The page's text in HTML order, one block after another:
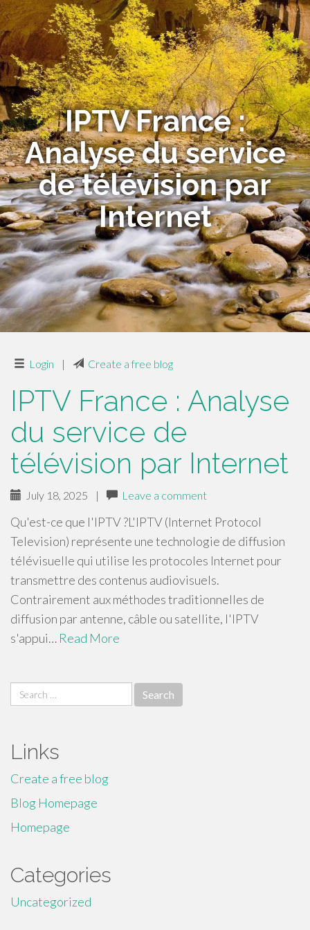
IPTV France :
Analyse du service
de télévision par
Internet
Login | Create a free blog
IPTV France : Analyse
du service de
télévision par Internet
July 18, 2025 | Leave a comment
Qu'est-ce que l'IPTV ?L'IPTV (Internet Protocol
Television) représente une technologie de diffusion
télévisuelle qui utilise les protocoles Internet pour
transmettre des contenus audiovisuels.
Contrairement aux méthodes traditionnelles de
diffusion par antenne, câble ou satellite, l'IPTV
s'appui… Read More
Search
for:
Links
Create a free blog
Blog Homepage
Homepage
Categories
Uncategorized